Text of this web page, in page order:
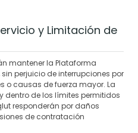
y Limitación de
mantener la Plataforma
perjuicio de interrupciones por
o causas de fuerza mayor. La
dentro de los límites permitidos
responderán por daños
de contratación